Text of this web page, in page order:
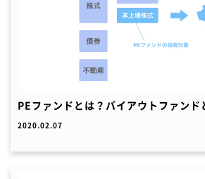
PEファンドとは？バイアウトファンド
2020.02.07